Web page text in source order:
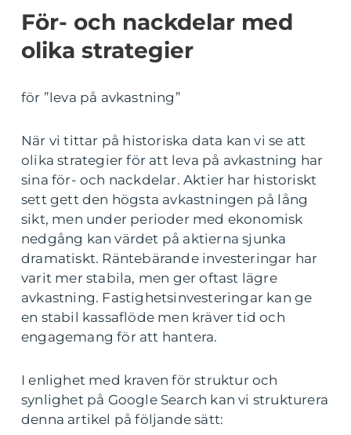
För- och nackdelar med
olika strategier
för ”leva på avkastning”
När vi tittar på historiska data kan vi se att
olika strategier för att leva på avkastning har
sina för- och nackdelar. Aktier har historiskt
sett gett den högsta avkastningen på lång
sikt, men under perioder med ekonomisk
nedgång kan värdet på aktierna sjunka
dramatiskt. Räntebärande investeringar har
varit mer stabila, men ger oftast lägre
avkastning. Fastighetsinvesteringar kan ge
en stabil kassaflöde men kräver tid och
engagemang för att hantera.
I enlighet med kraven för struktur och
synlighet på Google Search kan vi strukturera
denna artikel på följande sätt: